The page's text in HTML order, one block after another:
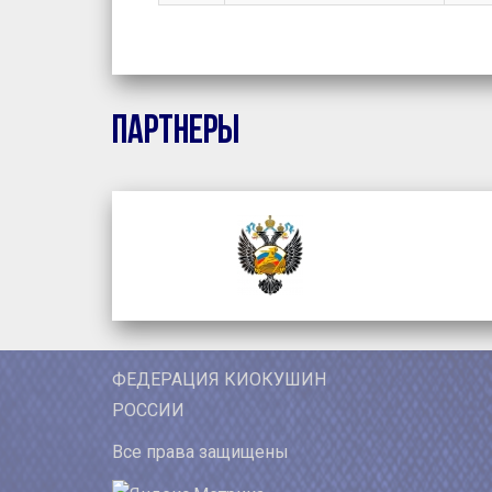
Партнеры
ФЕДЕРАЦИЯ КИОКУШИН
РОССИИ
Все права защищены